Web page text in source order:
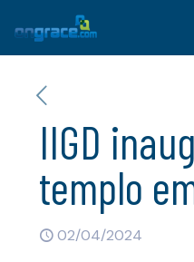
IIGD
templo
02/04/2024